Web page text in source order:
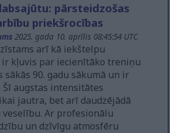
pārsteidzošas
priekšrocības
2025. gada 10. aprīlis 08:45:54 UTC
arī kā iekštelpu
kļuvis par iecienītāko treniņu
sākās 90. gadu sākumā un ir
augstas intensitātes
jautra, bet arī daudzējādā
Ar profesionālu
un dzīvīgu atmosfēru